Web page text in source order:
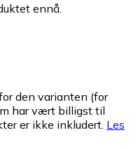
ennå.
den varianten (for
har vært billigst til
er ikke inkludert. Les